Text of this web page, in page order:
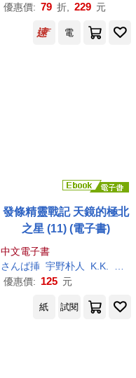
優惠價: 79 折, 229 元
電
發條精靈戰記 天鏡的極北
之星 (11) (電子書)
中文電子書
さんば挿 宇野朴人 K.K.
優惠價: 125 元
紙 試閱